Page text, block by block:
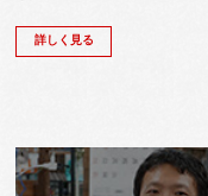
詳しく見る